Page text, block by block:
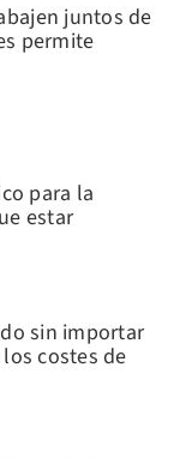
juntos de
permite
para la
estar
sin importar
costes de